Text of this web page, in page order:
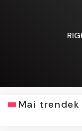
Mai trendek